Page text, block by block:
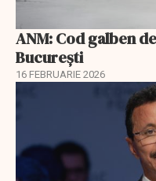
ANM: Cod galben
București
16 FEBRUARIE 2026